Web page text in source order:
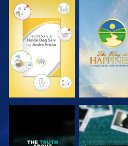
SE SE
SE